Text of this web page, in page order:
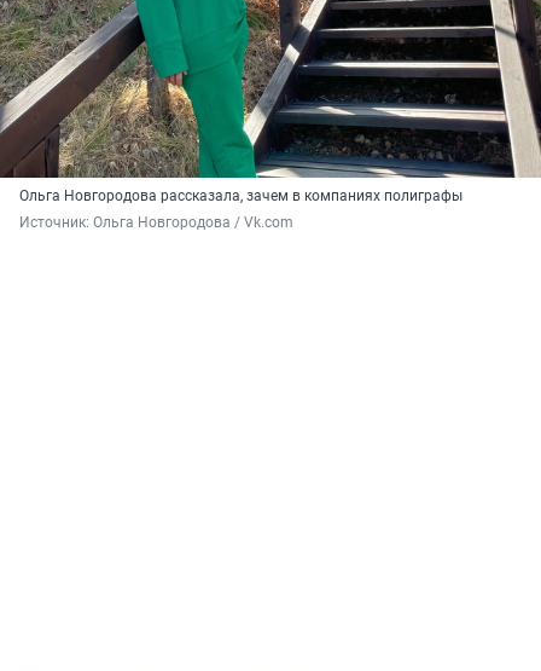
Ольга Новгородова рассказала, зачем в компаниях полиграфы
Источник: Ольга Новгородова / Vk.com